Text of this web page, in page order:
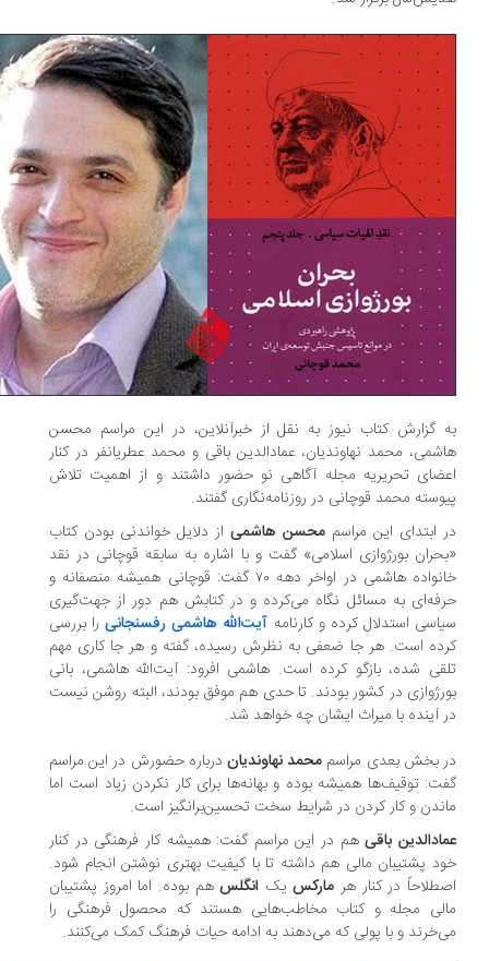
گزارش کتاب نیوز به نقل از خبرآنلاین، در این مراسم محسن
محمد نهاوندیان، عمادالدین باقی و محمد عطریانفر در کنار
تحریریه مجله آگاهی نو حضور داشتند و از اهمیت تلاش
محمد قوچانی در روزنامه‌نگاری گفتند.
ابتدای این مراسم محسن هاشمیاز دلایل خواندنی بودن کتاب
بورژوازی اسلامی» گفت و با اشاره به سابقه قوچانی در نقد
خانواده هاشمی در اواخر دهه ۷۰ گفت: قوچانی همیشه منصفانه و
به مسائل نگاه می‌کرده و در کتابش هم دور از جهت‌گیری
استدلال کرده و کارنامهآیت‌الله هاشمی ‌رفسنجانیرا بررسی
است. هر جا ضعفی به نظرش رسیده، گفته و هر جا کاری مهم
شده، بازگو کرده است. هاشمی افرود: آیت‌الله هاشمی، بانی
در کشور بودند. تا حدی هم موفق بودند، البته روشن نیست
آینده با میراث ایشان چه خواهد شد.
بخش بعدی مراسم محمد نهاوندیاندرباره حضورش در این مراسم
توقیف‌ها همیشه بوده و بهانه‌ها برای کار نکردن زیاد است اما
و کار کردن در شرایط سخت تحسین‌برانگیز است.
باقیهم در این مراسم گفت: همیشه کار فرهنگی در کنار
پشتیبان مالی هم داشته تا با کیفیت بهتری نوشتن انجام شود.
در کنار هرمارکس یکانگلس هم بوده. اما امروز پشتیبان
مجله و کتاب مخاطب‌هایی هستند که محصول فرهنگی را
و با پولی که می‌دهند به ادامه حیات فرهنگ کمک می‌کنند.